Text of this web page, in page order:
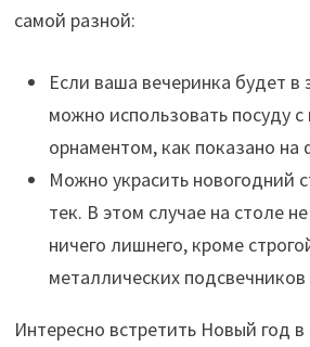
самой разной:
Если ваша вечеринка будет в
можно использовать посуду
орнаментом, как показано на
Можно украсить новогодний
тек. В этом случае на столе
ничего лишнего, кроме
металлических подсвечников
Интересно встретить Новый год